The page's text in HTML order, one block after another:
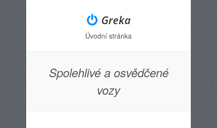
Greka
Skip to contentÚvodní stránka
Spolehlivé a osvědčené
vozy